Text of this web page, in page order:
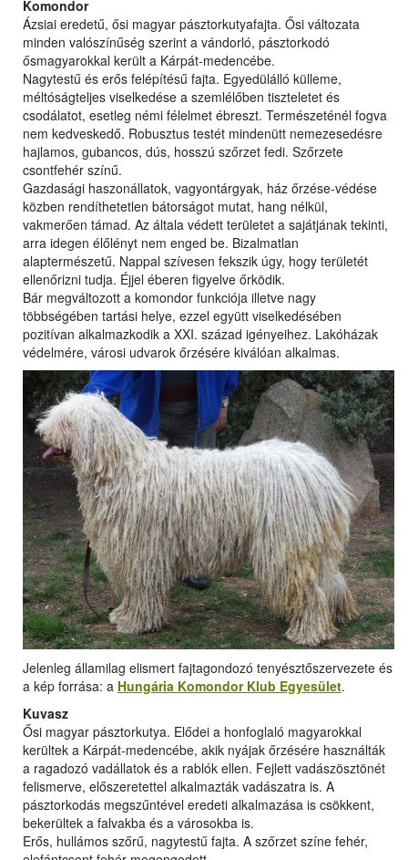
Komondor
Ázsiai eredetű, ősi magyar pásztorkutyafajta. Ősi változata
minden valószínűség szerint a vándorló, pásztorkodó
ősmagyarokkal került a Kárpát-medencébe.
Nagytestű és erős felépítésű fajta. Egyedülálló külleme,
méltóságteljes viselkedése a szemlélőben tiszteletet és
csodálatot, esetleg némi félelmet ébreszt. Természeténél fogva
nem kedveskedő. Robusztus testét mindenütt nemezesedésre
hajlamos, gubancos, dús, hosszú szőrzet fedi. Szőrzete
csontfehér színű.
Gazdasági haszonállatok, vagyontárgyak, ház őrzése-védése
közben rendíthetetlen bátorságot mutat, hang nélkül,
vakmerően támad. Az általa védett területet a sajátjának tekinti,
arra idegen élőlényt nem enged be. Bizalmatlan
alaptermészetű. Nappal szívesen fekszik úgy, hogy területét
ellenőrizni tudja. Éjjel éberen figyelve őrködik.
Bár megváltozott a komondor funkciója illetve nagy
többségében tartási helye, ezzel együtt viselkedésében
pozitívan alkalmazkodik a XXI. század igényeihez. Lakóházak
védelmére, városi udvarok őrzésére kiválóan alkalmas.
Jelenleg államilag elismert fajtagondozó tenyésztőszervezete és
a kép forrása: a Hungária Komondor Klub Egyesület.
Kuvasz
Ősi magyar pásztorkutya. Elődei a honfoglaló magyarokkal
kerültek a Kárpát-medencébe, akik nyájak őrzésére használták
a ragadozó vadállatok és a rablók ellen. Fejlett vadászösztönét
felismerve, előszeretettel alkalmazták vadászatra is. A
pásztorkodás megszűntével eredeti alkalmazása is csökkent,
bekerültek a falvakba és a városokba is.
Erős, hullámos szőrű, nagytestű fajta. A szőrzet színe fehér,